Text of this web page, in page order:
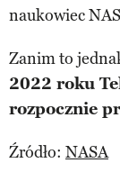
naukowiec
Zanim to
2022 roku
rozpocznie
Źródło: NASA